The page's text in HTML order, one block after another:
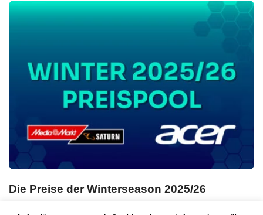
Die Preise der Winterseason 2025/26